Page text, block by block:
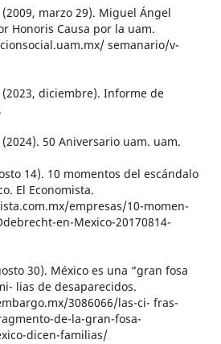
marzo 29). Miguel Ángel
Honoris Causa por la uam.
semanario/v-
(2023, diciembre). Informe de
50 Aniversario uam. uam.
14). 10 momentos del escándalo
El Economista.
empresas/10-momen-
en-Mexico-20170814-
30). México es una “gran fosa
lias de desaparecidos.
3086066/las-ci- fras-
de-la-gran-fosa-
dicen-familias/